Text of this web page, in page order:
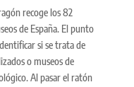
recoge los 82
de España. El punto
si se trata de
o museos de
Al pasar el ratón